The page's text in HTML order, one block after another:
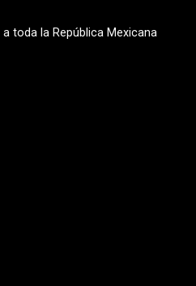
toda la República Mexicana